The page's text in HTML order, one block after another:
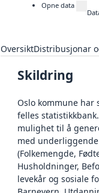
Opne data
OversiktDistribusjonar
Skildring
Oslo kommune har
felles
mulighet til å
med
(Folkemengde,
Husholdninger,
levekår og sosiale